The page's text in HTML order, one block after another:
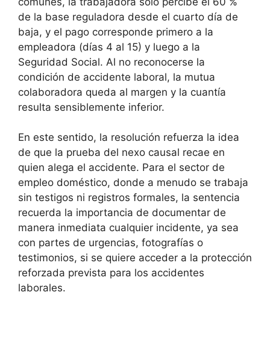
de la base reguladora desde el cuarto día de
baja, y el pago corresponde primero a la
empleadora (días 4 al 15) y luego a la
Seguridad Social. Al no reconocerse la
condición de accidente laboral, la mutua
colaboradora queda al margen y la cuantía
resulta sensiblemente inferior.
En este sentido, la resolución refuerza la idea
de que la prueba del nexo causal recae en
quien alega el accidente. Para el sector de
empleo doméstico, donde a menudo se trabaja
sin testigos ni registros formales, la sentencia
recuerda la importancia de documentar de
manera inmediata cualquier incidente, ya sea
con partes de urgencias, fotografías o
testimonios, si se quiere acceder a la protección
reforzada prevista para los accidentes
laborales.